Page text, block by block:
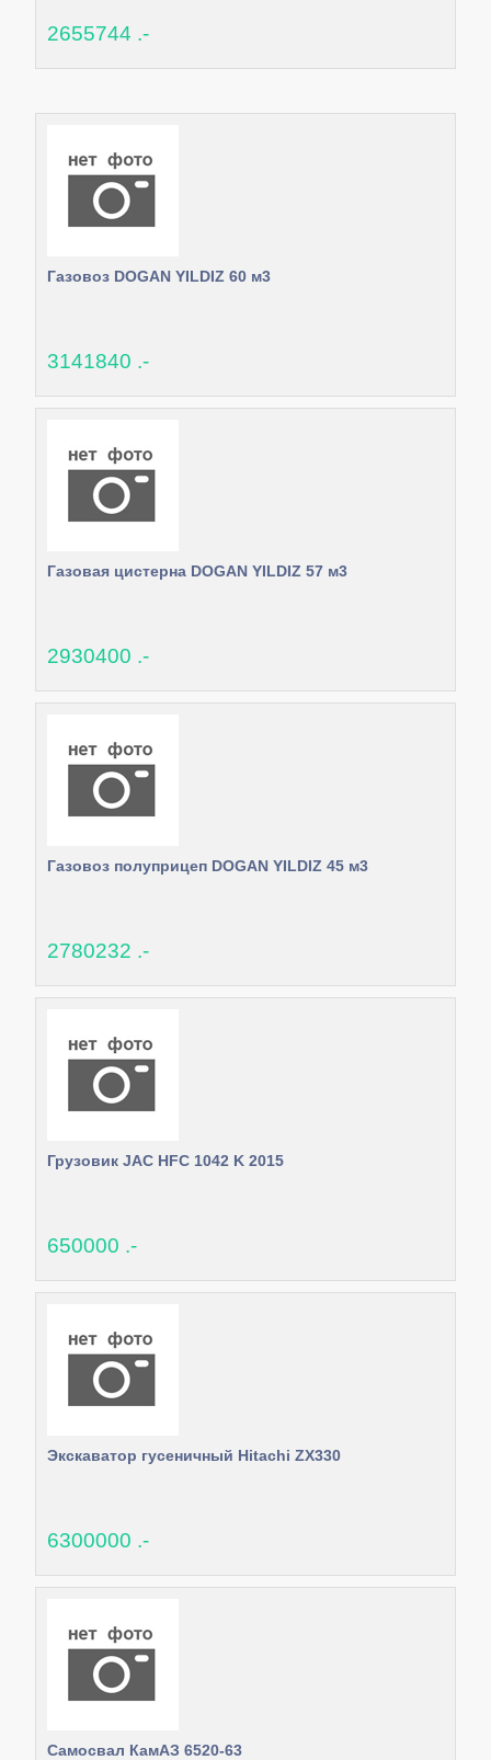
2655744 .-
Газовоз DOGAN YILDIZ 60 м3
3141840 .-
Газовая цистерна DOGAN YILDIZ 57 м3
2930400 .-
Газовоз полуприцеп DOGAN YILDIZ 45 м3
2780232 .-
Грузовик JAC HFC 1042 K 2015
650000 .-
Экскаватор гусеничный Hitachi ZX330
6300000 .-
Самосвал КамАЗ 6520-63